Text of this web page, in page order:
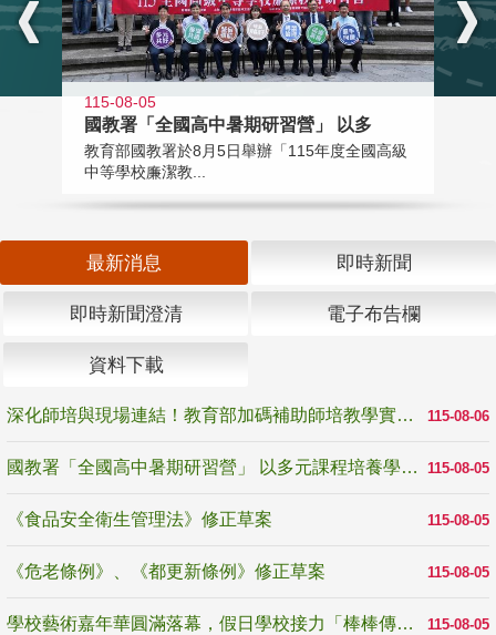
115-08-05
國教署「全國高中暑期研習營」 以多
教育部國教署於8月5日舉辦「115年度全國高級
中等學校廉潔教...
最新消息 即時新聞
即時新聞澄清 電子布告欄
資料下載
115-08-06
深化師培與現場連結！教育部加碼補助師培教學實踐研究 10月師培國際研討會交流教學實踐經驗
115-08-05
國教署「全國高中暑期研習營」 以多元課程培養學生瞭解誠信專業與倫理價值
115-08-05
《食品安全衛生管理法》修正草案
115-08-05
《危老條例》、《都更新條例》修正草案
115-08-05
學校藝術嘉年華圓滿落幕，假日學校接力「棒棒傳美感」